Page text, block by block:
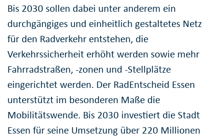
Bis 2030 sollen dabei unter anderem ein
durchgängiges und einheitlich gestaltetes Netz
für den Radverkehr entstehen, die
Verkehrssicherheit erhöht werden sowie mehr
Fahrradstraßen, -zonen und -Stellplätze
eingerichtet werden. Der RadEntscheid Essen
unterstützt im besonderen Maße die
Mobilitätswende. Bis 2030 investiert die Stadt
Essen für seine Umsetzung über 220 Millionen